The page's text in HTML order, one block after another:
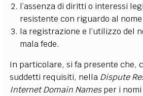
l’assenza di diritti o interessi
resistente con riguardo al nome
la registrazione e l’utilizzo del
mala fede.
In particolare, si fa presente che,
suddetti requisiti, nella Dispute
Internet Domain Namesper i